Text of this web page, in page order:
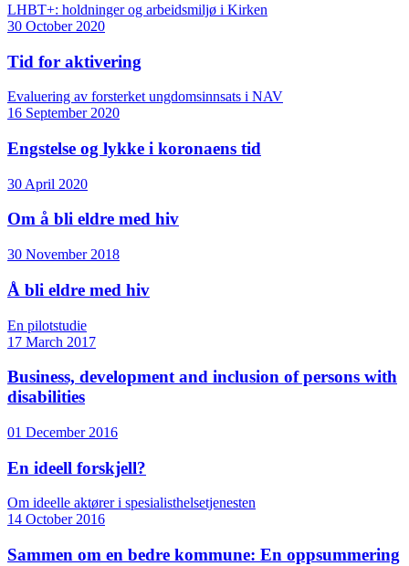
LHBT+: holdninger og arbeidsmiljø i Kirken
30 October 2020
Tid for aktivering
Evaluering av forsterket ungdomsinnsats i NAV
16 September 2020
Engstelse og lykke i koronaens tid
30 April 2020
Om å bli eldre med hiv
30 November 2018
Å bli eldre med hiv
En pilotstudie
17 March 2017
Business, development and inclusion of persons with
disabilities
01 December 2016
En ideell forskjell?
Om ideelle aktører i spesialisthelsetjenesten
14 October 2016
Sammen om en bedre kommune: En oppsummering